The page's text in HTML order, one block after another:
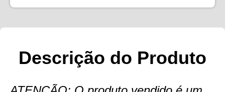
Descrição do Produto